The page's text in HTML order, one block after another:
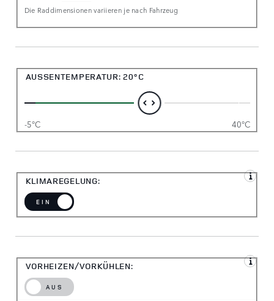
Die Raddimensionen variieren je nach Fahrzeug
AUSSENTEMPERATUR: 20°C
-5°C 40°C
KLIMAREGELUNG:
EIN
VORHEIZEN/VORKÜHLEN:
AUS